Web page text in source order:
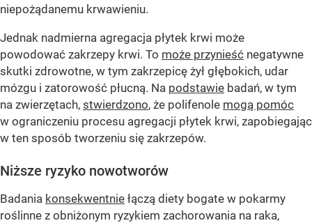
niepożądanemu krwawieniu.
Jednak nadmierna agregacja płytek krwi może
powodować zakrzepy krwi. To może przynieść negatywne
skutki zdrowotne, w tym zakrzepicę żył głębokich, udar
mózgu i zatorowość płucną. Na podstawie badań, w tym
na zwierzętach, stwierdzono, że polifenole mogą pomóc
w ograniczeniu procesu agregacji płytek krwi, zapobiegając
w ten sposób tworzeniu się zakrzepów.
Niższe ryzyko nowotworów
Badania konsekwentnie łączą diety bogate w pokarmy
roślinne z obniżonym ryzykiem zachorowania na raka,